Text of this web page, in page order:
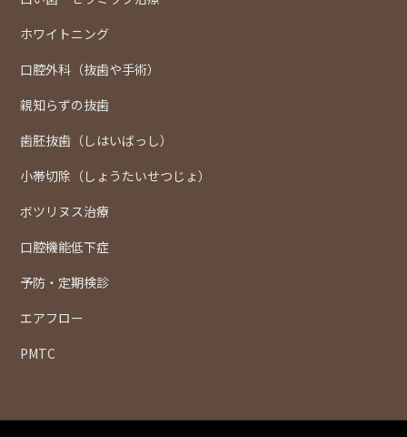
ホワイトニング
口腔外科（抜歯や手術）
親知らずの抜歯
歯胚抜歯（しはいばっし）
小帯切除（しょうたいせつじょ）
ボツリヌス治療
口腔機能低下症
予防・定期検診
エアフロー
PMTC